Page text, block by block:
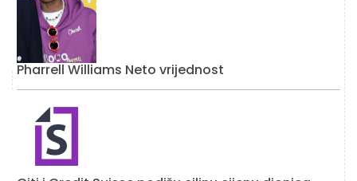
Pharrell Williams Neto vrijednost